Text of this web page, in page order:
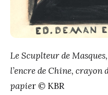
Le Scuplteur de
l’encre de Chine,
papier © KBR